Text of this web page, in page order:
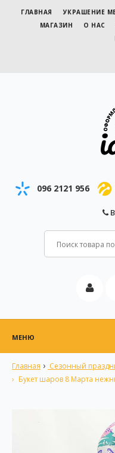
ГЛАВНАЯ УКРАШЕНИЕ
МАГАЗИН
О НАС
096 2121 956
МЕНЮ
Главная Сезонный
Букет шаров 8 Марта